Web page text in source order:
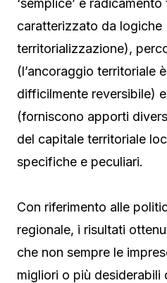
caratterizzato da logiche
territorializzazione),
(l’ancoraggio territoriale
difficilmente reversibile)
(forniscono apporti
del capitale territoriale
specifiche e peculiari.
Con riferimento alle
regionale, i risultati
che non sempre le
migliori o più desiderabili